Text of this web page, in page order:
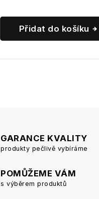
Přidat do košíku
GARANCE KVALITY
produkty pečlivě vybíráme
POMŮŽEME VÁM
s výběrem produktů